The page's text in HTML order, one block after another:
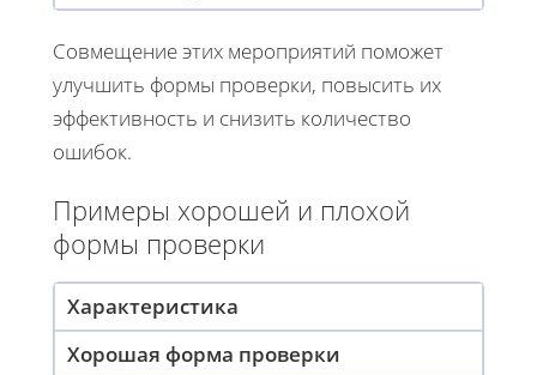
Совмещение этих мероприятий поможет
улучшить формы проверки, повысить их
эффективность и снизить количество
ошибок.
Примеры хорошей и плохой
формы проверки
Характеристика
Хорошая форма проверки